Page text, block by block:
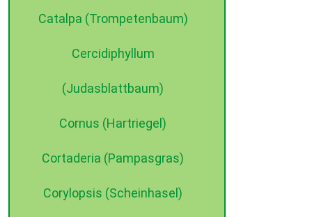
Catalpa (Trompetenbaum)
Cercidiphyllum
(Judasblattbaum)
Cornus (Hartriegel)
Cortaderia (Pampasgras)
Corylopsis (Scheinhasel)